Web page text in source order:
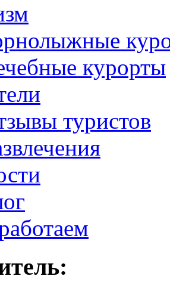
курорты
туристов